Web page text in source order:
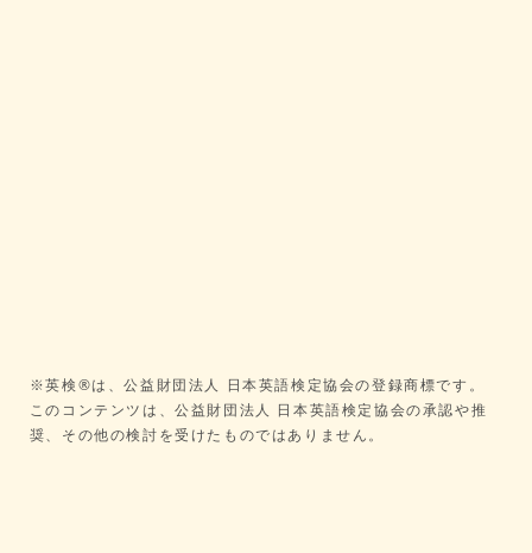
※英検®は、公益財団法人 日本英語検定協会の登録商標です。
このコンテンツは、公益財団法人 日本英語検定協会の承認や推
奨、その他の検討を受けたものではありません。